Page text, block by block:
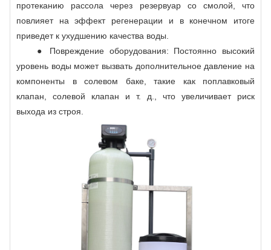
протеканию рассола через резервуар со смолой, что
повлияет на эффект регенерации и в конечном итоге
приведет к ухудшению качества воды.
● Повреждение оборудования: Постоянно высокий
уровень воды может вызвать дополнительное давление на
компоненты в солевом баке, такие как поплавковый
клапан, солевой клапан и т. д., что увеличивает риск
выхода из строя.